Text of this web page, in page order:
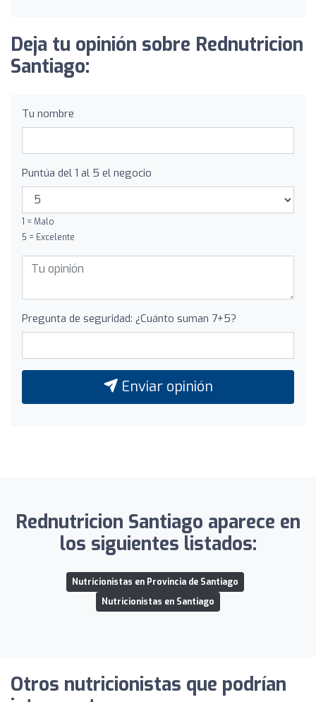
Deja tu opinión sobre Rednutricion
Santiago:
Tu nombre
Puntúa del 1 al 5 el negocio
1 = Malo
5 = Excelente
Pregunta de seguridad: ¿Cuánto suman 7+5?
Enviar opinión
Rednutricion Santiago aparece en
los siguientes listados:
Nutricionistas en Provincia de Santiago
Nutricionistas en Santiago
Otros nutricionistas que podrían